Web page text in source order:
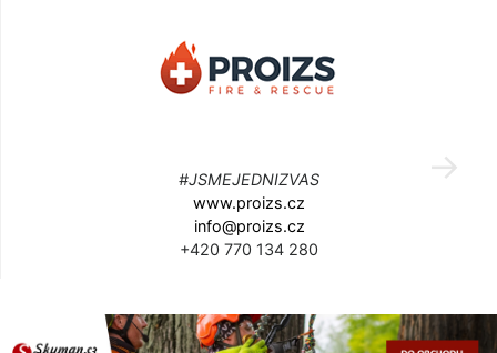
#JSMEJEDNIZVAS
www.proizs.cz
info@proizs.cz
+420 770 134 280